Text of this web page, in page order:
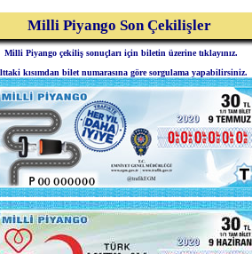
Milli Piyango Son Çekilişler
Milli Piyango çekiliş sonuçları için biletin üzerine tıklayınız.
kısımdan bilet numarasına göre sorgulama yapabilirsiniz.